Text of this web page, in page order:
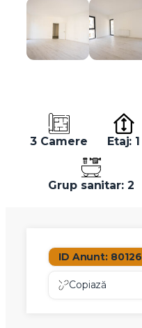
3 Camere Etaj: 1
Grup sanitar: 2
ID Anunt: 80126
Copiază